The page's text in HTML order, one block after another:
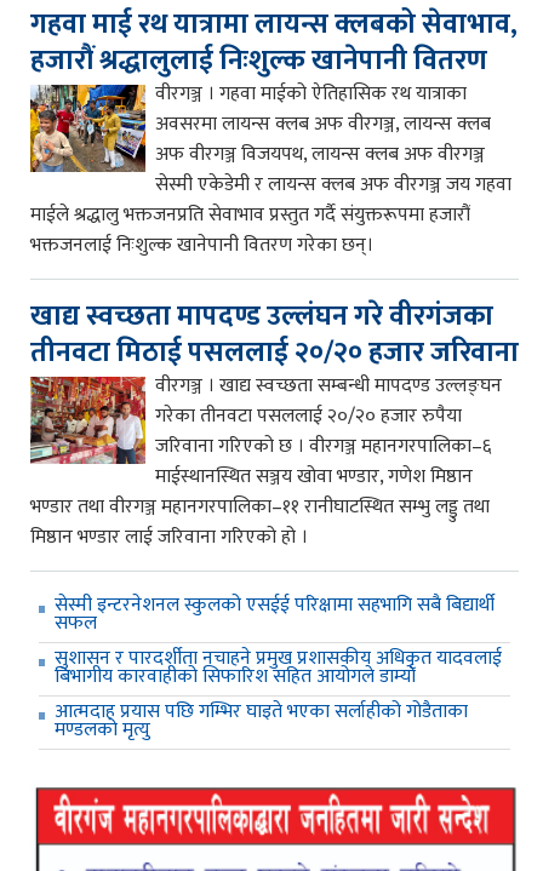
गहवा माई रथ यात्रामा लायन्स क्लबको सेवाभाव,
हजारौं श्रद्धालुलाई निःशुल्क खानेपानी वितरण
वीरगञ्ज । गहवा माईको ऐतिहासिक रथ यात्राका
अवसरमा लायन्स क्लब अफ वीरगञ्ज, लायन्स क्लब
अफ वीरगञ्ज विजयपथ, लायन्स क्लब अफ वीरगञ्ज
सेस्मी एकेडेमी र लायन्स क्लब अफ वीरगञ्ज जय गहवा
माईले श्रद्धालु भक्तजनप्रति सेवाभाव प्रस्तुत गर्दै संयुक्तरूपमा हजारौं
भक्तजनलाई निःशुल्क खानेपानी वितरण गरेका छन्।
खाद्य स्वच्छता मापदण्ड उल्लंघन गरे वीरगंजका
तीनवटा मिठाई पसललाई २०/२० हजार जरिवाना
वीरगञ्ज । खाद्य स्वच्छता सम्बन्धी मापदण्ड उल्लङ्घन
गरेका तीनवटा पसललाई २०/२० हजार रुपैया
जरिवाना गरिएको छ । वीरगञ्ज महानगरपालिका–६
माईस्थानस्थित सञ्जय खोवा भण्डार, गणेश मिष्ठान
भण्डार तथा वीरगञ्ज महानगरपालिका–११ रानीघाटस्थित सम्भु लड्डु तथा
मिष्ठान भण्डार लाई जरिवाना गरिएको हो ।
सेस्मी इन्टरनेशनल स्कुलको एसईई परिक्षामा सहभागि सबै बिद्यार्थी
सफल
सुशासन र पारदर्शीता नचाहने प्रमुख प्रशासकीय अधिकृत यादवलाई
बिभागीय कारवाहीको सिफारिश सहित आयोगले डाम्यो
आत्मदाह प्रयास पछि गम्भिर घाइते भएका सर्लाहीको गोडैताका
मण्डलको मृत्यु